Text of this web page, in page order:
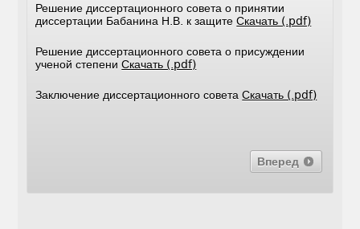
Решение диссертационного совета о принятии
диссертации Бабанина Н.В. к защитеСкачать (.pdf)
Решение диссертационного совета о присуждении
ученой степениСкачать (.pdf)
Заключение диссертационного советаСкачать (.pdf)
Вперед